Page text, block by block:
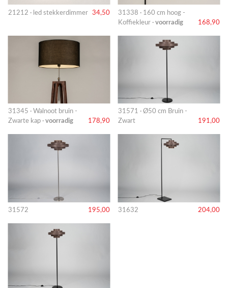
21212 · led stekkerdimmer 34,50
31338 · 160 cm hoog -
Koffiekleur · voorradig 168,90
31345 · Walnoot bruin -
Zwarte kap · voorradig 178,90
31571 · Ø50 cm Bruin -
Zwart
191,00
31572 195,00 31632 204,00